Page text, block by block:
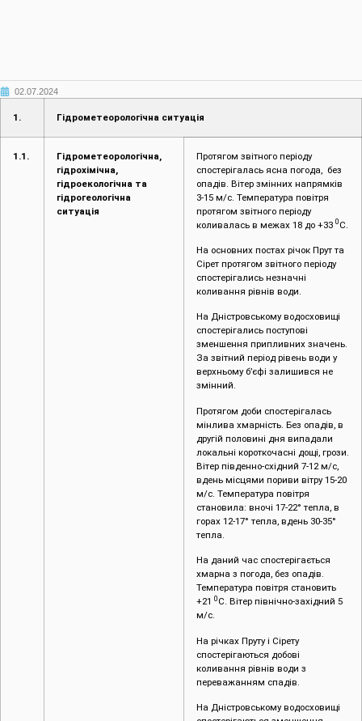
02.07.2024
1. Гідрометеорологічна ситуація
1.1.
Гідрометеорологічна,
гідрохімічна,
гідроекологічна та
гідрогеологічна
ситуація
Протягом звітного періоду
спостерігалась ясна погода, без
опадів. Вітер змінних напрямків
3-15 м/с. Температура повітря
протягом звітного періоду
коливалась в межах 18 до +33 0 С.
На основних постах річок Прут та
Сірет протягом звітного періоду
спостерігались незначні
коливання рівнів води.
На Дністровському водосховищі
спостерігались поступові
зменшення припливних значень.
За звітний період рівень води у
верхньому б’єфі залишився не
змінний.
Протягом доби спостерігалась
мінлива хмарність. Без опадів, в
другій половині дня випадали
локальні короткочасні дощі, грози.
Вітер південно-східний 7-12 м/с,
вдень місцями пориви вітру 15-20
м/с. Температура повітря
становила: вночі 17-22° тепла, в
горах 12-17° тепла, вдень 30-35°
тепла.
На даний час спостерігається
хмарна з погода, без опадів.
Температура повітря становить
+21 0 С. Вітер північно-західний 5
м/с.
На річках Пруту і Сірету
спостерігаються добові
коливання рівнів води з
переважанням спадів.
На Дністровському водосховищі